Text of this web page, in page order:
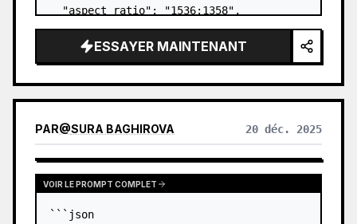
  "aspect_ratio": "1536:1358",
  "scene": {
    "setting": "balcon/terrasse
extérieur avec une balustrade en verre",
    "time_of_day": "journée",
    "weather": "clair",
ESSAYER MAINTENANT
PAR@SURA BAGHIROVA 20 déc. 2025
VOIR LE PROMPT COMPLET
```json